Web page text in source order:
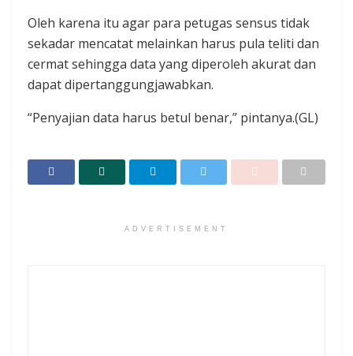
Oleh karena itu agar para petugas sensus tidak
sekadar mencatat melainkan harus pula teliti dan
cermat sehingga data yang diperoleh akurat dan
dapat dipertanggungjawabkan.
“Penyajian data harus betul benar,” pintanya.(GL)
ADVERTISEMENT